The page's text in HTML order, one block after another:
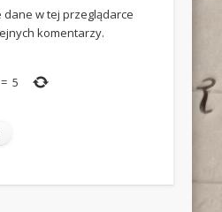
dane w tej przeglądarce
komentarzy.
= 5